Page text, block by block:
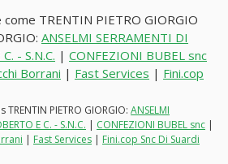
TRENTIN PIETRO GIORGIO
ANSELMI SERRAMENTI DI
- S.N.C. | CONFEZIONI BUBEL snc
Borrani | Fast Services | Fini.cop
PIETRO GIORGIO: ANSELMI
E C. - S.N.C. | CONFEZIONI BUBEL snc |
| Fast Services | Fini.cop Snc Di Suardi